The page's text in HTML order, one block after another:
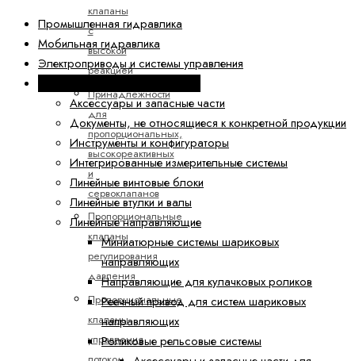
клапаны
с
высокой
реакцией
Принадлежности
для
пропорциональных,
высокореактивных
и
сервоклапанов
Пропорциональные
клапаны
регулирования
давления
Пропорциональные
клапаны
управления
Промышленная гидравлика
Мобильная гидравлика
Электроприводы и системы управления
Аксессуары и запасные части
Документы, не относящиеся к конкретной продукции
Инструменты и конфигураторы
Интегрированные измерительные системы
Линейные винтовые блоки
Линейные втулки и валы
Линейные направляющие
Миниатюрные системы шариковых
направляющих
Направляющие для кулачковых роликов
Реечный привод для систем шариковых
направляющих
Роликовые рельсовые системы